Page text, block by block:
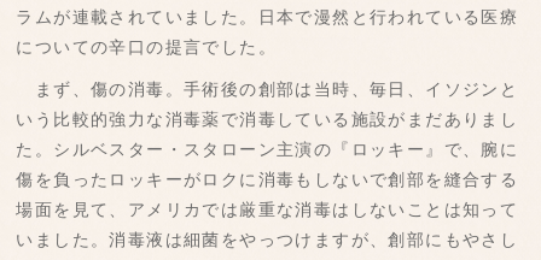
ラムが連載されていました。日本で漫然と行われている医療
についての辛口の提言でした。
まず、傷の消毒。手術後の創部は当時、毎日、イソジンと
いう比較的強力な消毒薬で消毒している施設がまだありまし
た。シルベスター・スタローン主演の『ロッキー』で、腕に
傷を負ったロッキーがロクに消毒もしないで創部を縫合する
場面を見て、アメリカでは厳重な消毒はしないことは知って
いました。消毒液は細菌をやっつけますが、創部にもやさし